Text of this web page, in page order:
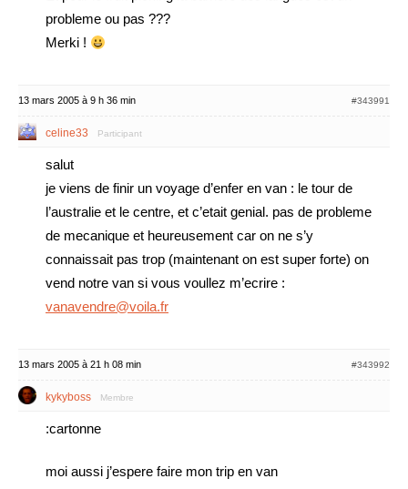
probleme ou pas ???
Merki !
13 mars 2005 à 9 h 36 min #343991
celine33 Participant
salut
je viens de finir un voyage d’enfer en van : le tour de
l’australie et le centre, et c’etait genial. pas de probleme
de mecanique et heureusement car on ne s’y
connaissait pas trop (maintenant on est super forte) on
vend notre van si vous voullez m’ecrire :
vanavendre@voila.fr
13 mars 2005 à 21 h 08 min #343992
kykyboss Membre
:cartonne
moi aussi j’espere faire mon trip en van